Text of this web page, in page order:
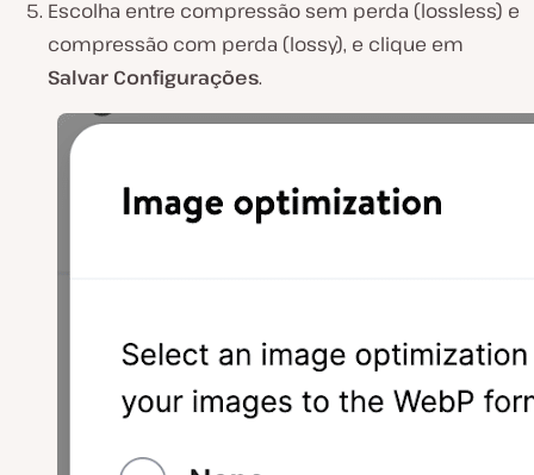
Escolha entre compressão sem perda (lossless) e
compressão com perda (lossy), e clique em
Salvar Configurações.